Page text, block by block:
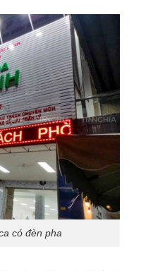
có đèn pha